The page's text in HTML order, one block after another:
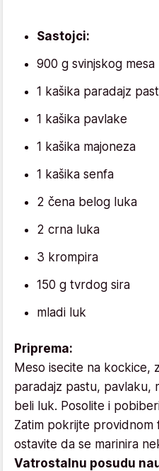
Sastojci:
900 g svinjskog mesa
1 kašika paradajz
1 kašika pavlake
1 kašika majoneza
1 kašika senfa
2 čena belog luka
2 crna luka
3 krompira
150 g tvrdog sira
mladi luk
Priprema:
Meso isecite na kockice,
paradajz pastu, pavlaku,
beli luk. Posolite i
Zatim pokrijte providnom
ostavite da se marinira
Vatrostalnu posudu